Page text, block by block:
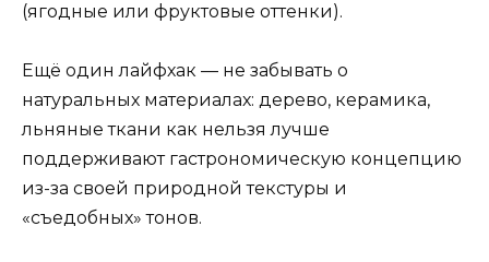
(ягодные или фруктовые оттенки).
Ещё один лайфхак — не забывать о
натуральных материалах: дерево, керамика,
льняные ткани как нельзя лучше
поддерживают гастрономическую концепцию
из-за своей природной текстуры и
«съедобных» тонов.